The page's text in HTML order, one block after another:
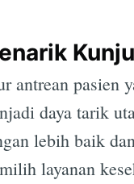
antrean pasien
daya tarik
lebih baik
layanan